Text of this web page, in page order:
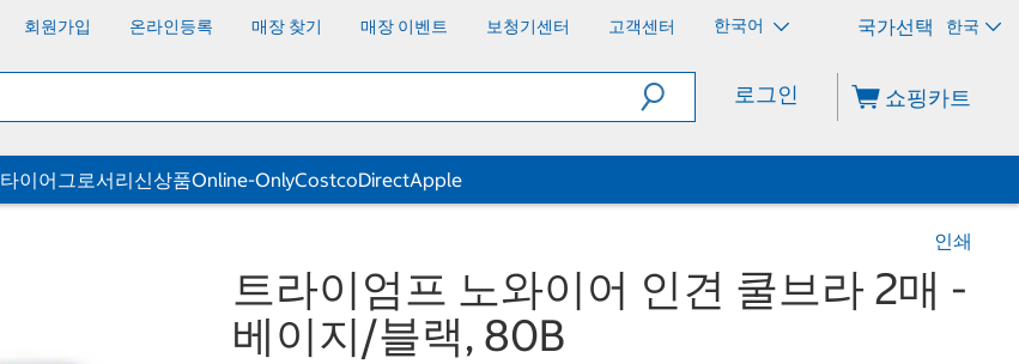
회원가입 온라인등록 매장 찾기 매장 이벤트 보청기센터 고객센터 한국어 한국
로그인 쇼핑카트
타이어그로서리신상품Online-OnlyCostcoDirectApple
인쇄
트라이엄프 노와이어 인견 쿨브라 2매 -
베이지/블랙, 80B